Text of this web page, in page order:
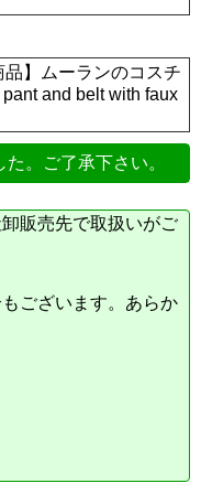
品】ムーランのコスチ
and belt with faux
。ご了承下さい。
販売先で取扱いがご
ございます。あらか